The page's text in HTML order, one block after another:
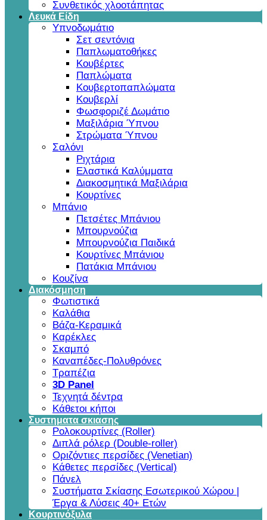
Συνθετικός χλοοτάπητας
Λευκά Είδη
Υπνοδωμάτιο
Σετ σεντόνια
Παπλωματοθήκες
Κουβέρτες
Παπλώματα
Κουβερτοπαπλώματα
Κουβερλί
Φωσφοριζέ Δωμάτιο
Μαξιλάρια Ύπνου
Στρώματα Ύπνου
Σαλόνι
Ριχτάρια
Ελαστικά Καλύμματα
Διακοσμητικά Μαξιλάρια
Κουρτίνες
Μπάνιο
Πετσέτες Μπάνιου
Μπουρνούζια
Μπουρνούζια Παιδικά
Κουρτίνες Μπάνιου
Πατάκια Μπάνιου
Κουζίνα
Διακόσμηση
Φωτιστικά
Καλάθια
Βάζα-Κεραμικά
Καρέκλες
Σκαμπό
Καναπέδες-Πολυθρόνες
Τραπέζια
3D Panel
Τεχνητά δέντρα
Κάθετοι κήποι
Συστηματα σκιασης
Ρολοκουρτίνες (Roller)
Διπλά ρόλερ (Double-roller)
Οριζόντιες περσίδες (Venetian)
Κάθετες περσίδες (Vertical)
Πάνελ
Συστήματα Σκίασης Εσωτερικού Χώρου |
Έργα & Λύσεις 40+ Ετών
Κουρτινόξυλα